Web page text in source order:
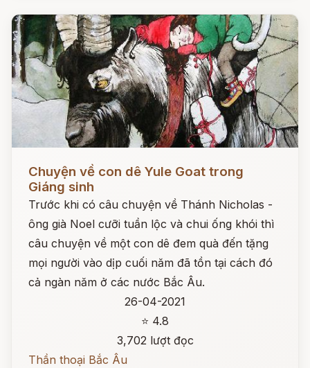
Chuyện về con dê Yule Goat trong
Giáng sinh
Trước khi có câu chuyện về Thánh Nicholas -
ông già Noel cưỡi tuần lộc và chui ống khói thì
câu chuyện về một con dê đem quà đến tặng
mọi người vào dịp cuối năm đã tồn tại cách đó
cả ngàn năm ở các nước Bắc Âu.
26-04-2021
⭐ 4.8
3,702 lượt đọc
Thần thoại Bắc Âu